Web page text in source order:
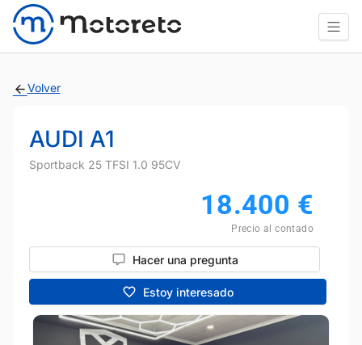
Volver
AUDI A1
Sportback 25 TFSI 1.0 95CV
18.400 €
Precio al contado
Hacer una pregunta
Estoy interesado